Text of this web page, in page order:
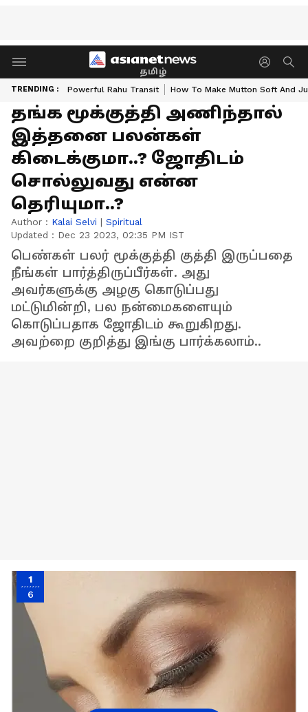
தமிழ்
TRENDING : Powerful Rahu Transit How To Make Mutton Soft And
தங்க மூக்குத்தி அணிந்தால்
இத்தனை பலன்கள்
கிடைக்குமா..? ஜோதிடம்
சொல்லுவது என்ன
தெரியுமா..?
Author : Kalai Selvi | Spiritual
Updated : Dec 23 2023, 02:35 PM IST
பெண்கள் பலர் மூக்குத்தி குத்தி இருப்பதை
நீங்கள் பார்த்திருப்பீர்கள். அது
அவர்களுக்கு அழகு கொடுப்பது
மட்டுமின்றி, பல நன்மைகளையும்
கொடுப்பதாக ஜோதிடம் கூறுகிறது.
அவற்றை குறித்து இங்கு பார்க்கலாம்..
1
6